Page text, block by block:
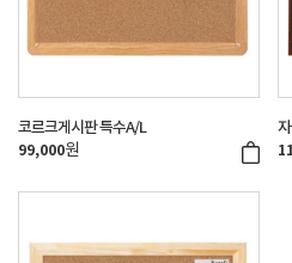
코르크게시판 특수A/L
99,000원